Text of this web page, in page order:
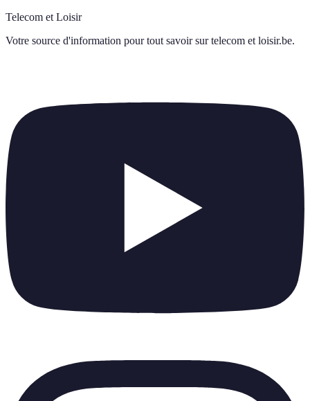
Telecom et Loisir
Votre source d'information pour tout savoir sur telecom et loisir.be.